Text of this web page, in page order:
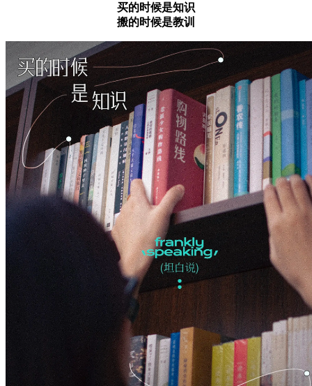
买的时候是知识
搬的时候是教训